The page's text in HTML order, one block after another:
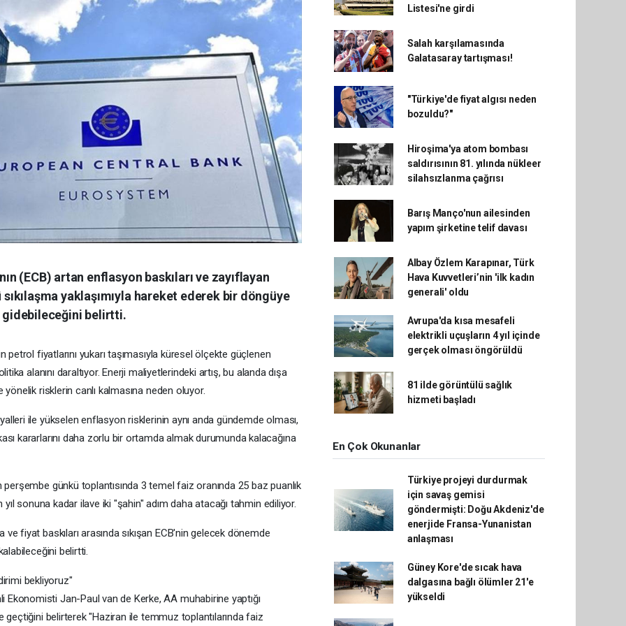
(ECB) artan enflasyon baskıları ve zayıflayan
yaklaşımıyla hareket ederek bir döngüye
gidebileceğini belirtti.
fiyatlarını yukarı taşımasıyla küresel ölçekte güçlenen
alanını daraltıyor. Enerji maliyetlerindeki artış, bu alanda dışa
yönelik risklerin canlı kalmasına neden oluyor.
ile yükselen enflasyon risklerinin aynı anda gündemde olması,
kararlarını daha zorlu bir ortamda almak durumunda kalacağına
günkü toplantısında 3 temel faiz oranında 25 baz puanlık
sonuna kadar ilave iki "şahin" adım daha atacağı tahmin ediliyor.
fiyat baskıları arasında sıkışan ECB'nin gelecek dönemde
belirtti.
bekliyoruz"
Ekonomisti Jan-Paul van de Kerke, AA muhabirine yaptığı
geçtiğini belirterek "Haziran ile temmuz toplantılarında faiz
Listesi'ne girdi
Salah karşılamasında
Galatasaray tartışması!
"Türkiye'de fiyat algısı neden
bozuldu?"
Hiroşima'ya atom bombası
saldırısının 81. yılında nükleer
silahsızlanma çağrısı
Barış Manço'nun ailesinden
yapım şirketine telif davası
Albay Özlem Karapınar, Türk
Hava Kuvvetleri’nin 'ilk kadın
generali' oldu
Avrupa'da kısa mesafeli
elektrikli uçuşların 4 yıl içinde
gerçek olması öngörüldü
81 ilde görüntülü sağlık
hizmeti başladı
En Çok Okunanlar
Türkiye projeyi durdurmak
için savaş gemisi
göndermişti: Doğu Akdeniz'de
enerjide Fransa-Yunanistan
anlaşması
Güney Kore'de sıcak hava
dalgasına bağlı ölümler 21'e
yükseldi